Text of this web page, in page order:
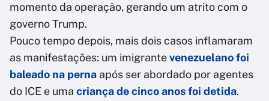
momento da operação, gerando um atrito com o
governo Trump.
Pouco tempo depois, mais dois casos inflamaram
as manifestações: um imigrantevenezuelano foi
baleado na perna após ser abordado por agentes
do ICE e uma criança de cinco anos foi detida.